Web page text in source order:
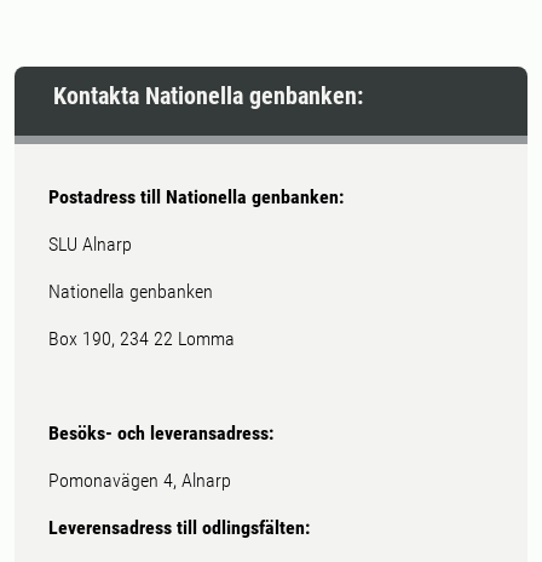
Kontakta Nationella genbanken:
Postadress till Nationella genbanken:
SLU Alnarp
Nationella genbanken
Box 190, 234 22 Lomma
Besöks- och leveransadress:
Pomonavägen 4, Alnarp
Leverensadress till odlingsfälten: